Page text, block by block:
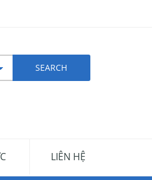
LIÊN HỆ